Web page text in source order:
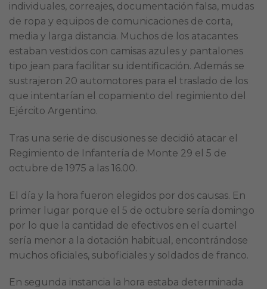
individuales, correajes, documentación falsa, mudas
de ropa y equipos de comunicaciones de corta,
media y larga distancia. Muchos de los atacantes
estaban vestidos con camisas azules y pantalones
tipo jean para facilitar su identificación. Además se
sustrajeron 20 automotores para el traslado de los
que intentarían el copamiento del regimiento del
Ejército Argentino.
Tras una serie de discusiones se decidió atacar el
Regimiento de Infantería de Monte 29 el 5 de
octubre de 1975 a las 16.00.
El día y la hora fueron elegidos por dos causas. En
primer lugar porque el 5 de octubre sería domingo
por lo que la cantidad de efectivos en el cuartel
sería menor a la dotación habitual, encontrándose
muchos oficiales, suboficiales y soldados de franco.
En segunda instancia la hora estaba determinada